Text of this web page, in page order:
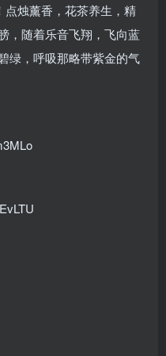
烛薰香，花茶养生，精
，随着乐音飞翔，飞向蓝
绿，呼吸那略带紫金的气